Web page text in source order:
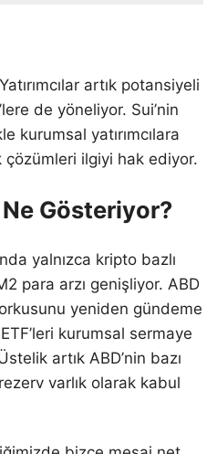
artık potansiyeli
de yöneliyor. Sui’nin
kurumsal yatırımcılara
ilgiyi hak ediyor.
Gösteriyor?
yalnızca kripto bazlı
para arzı genişliyor. ABD
yeniden gündeme
kurumsal sermaye
artık ABD’nin bazı
varlık olarak kabul